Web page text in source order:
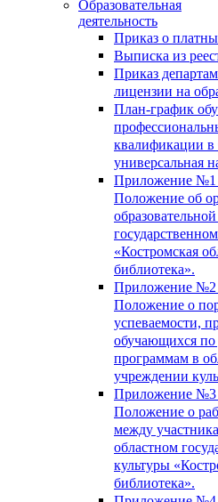
Образовательная
деятельность
Приказ о
Выписка из
Приказ
лицензии на
План-график
квалификации
универсальная
Приложение
Положение об
«Костромская
библиотека».
Приложение
Положение о
успеваемости,
обучающихся
программам в
учреждении
Приложение
Положение о
между
областном
культуры
библиотека».